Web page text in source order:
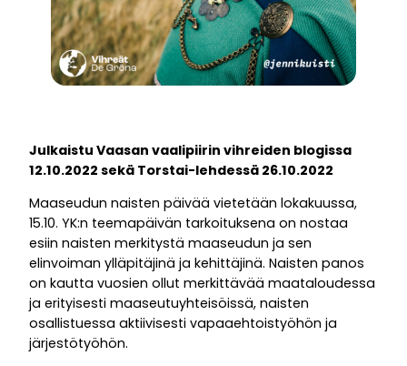
Julkaistu Vaasan vaalipiirin vihreiden blogissa
12.10.2022 sekä Torstai-lehdessä 26.10.2022
Maaseudun naisten päivää vietetään lokakuussa,
15.10. YK:n teemapäivän tarkoituksena on nostaa
esiin naisten merkitystä maaseudun ja sen
elinvoiman ylläpitäjinä ja kehittäjinä. Naisten panos
on kautta vuosien ollut merkittävää maataloudessa
ja erityisesti maaseutuyhteisöissä, naisten
osallistuessa aktiivisesti vapaaehtoistyöhön ja
järjestötyöhön.